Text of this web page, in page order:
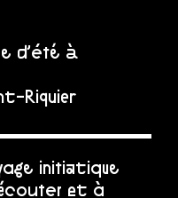
d’été à
Riquier
initiatique
et à